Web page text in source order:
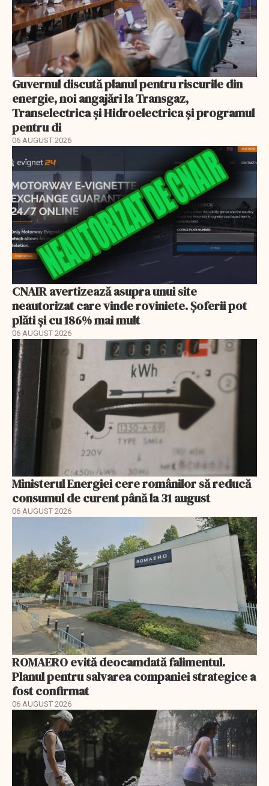
Guvernul discută planul pentru riscurile din
energie, noi angajări la Transgaz,
Transelectrica și Hidroelectrica și programul
pentru di
06 AUGUST 2026
CNAIR avertizează asupra unui site
neautorizat care vinde roviniete. Șoferii pot
plăti și cu 186% mai mult
06 AUGUST 2026
Ministerul Energiei cere românilor să reducă
consumul de curent până la 31 august
06 AUGUST 2026
ROMAERO evită deocamdată falimentul.
Planul pentru salvarea companiei strategice a
fost confirmat
06 AUGUST 2026